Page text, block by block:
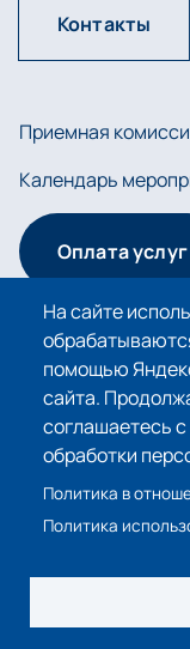
На сайте
помощью
сайта.
соглашаетесь
обработки
Политика в
Политика
Контакты
Приемная
Календарь
Оплата услуг
Сведения об
Политика в
данных
Политика
© 2026 Санкт-
императрицы